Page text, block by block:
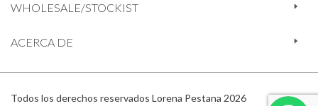
WHOLESALE/STOCKIST
ACERCA DE
Todos los derechos reservados Lorena Pestana 2026